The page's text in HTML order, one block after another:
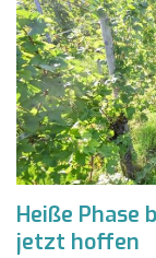
Heiße Phase
jetzt hoffen